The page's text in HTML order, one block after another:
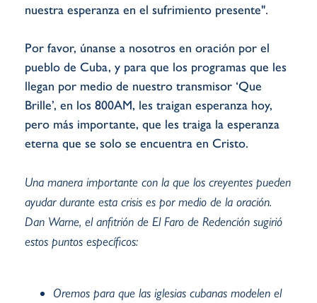
nuestra esperanza en el sufrimiento presente".
Por favor, únanse a nosotros en oración por el
pueblo de Cuba, y para que los programas que les
llegan por medio de nuestro transmisor ‘Que
Brille’, en los 800AM, les traigan esperanza hoy,
pero más importante, que les traiga la esperanza
eterna que se solo se encuentra en Cristo.
Una manera importante con la que los creyentes pueden
ayudar durante esta crisis es por medio de la oración.
Dan Warne, el anfitrión de El Faro de Redención sugirió
estos puntos específicos:
Oremos para que las iglesias cubanas modelen el